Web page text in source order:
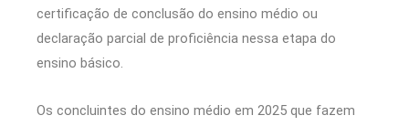
certificação de conclusão do ensino médio ou
declaração parcial de proficiência nessa etapa do
ensino básico.
Os concluintes do ensino médio em 2025 que fazem